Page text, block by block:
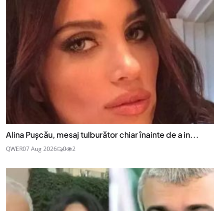
Alina Pușcău, mesaj tulburător chiar înainte de a in...
QWER07 Aug 2026 0 2